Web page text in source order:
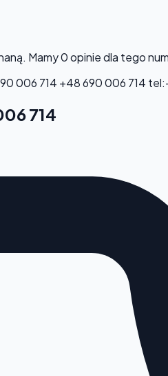
. Mamy 0 opinie dla tego
006 714 +48 690 006 714
714